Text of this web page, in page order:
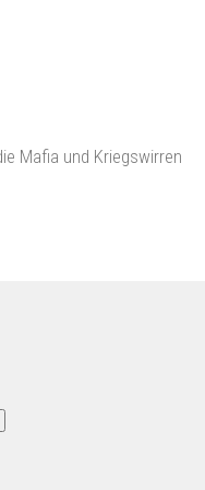
Mafia und Kriegswirren